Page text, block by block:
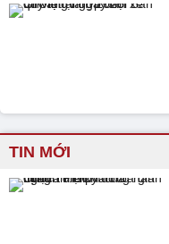
TIN MỚI